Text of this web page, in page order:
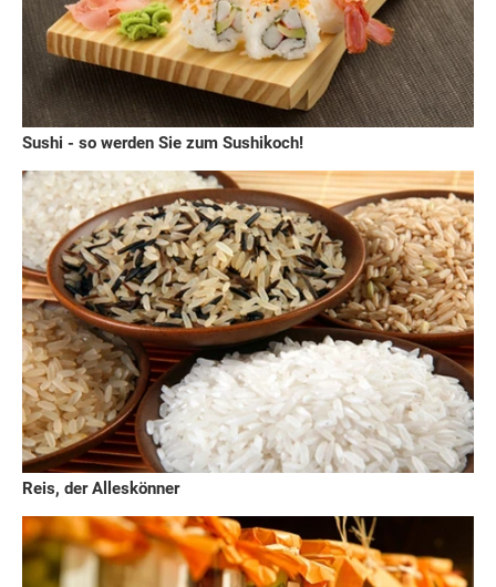
Sushi - so werden Sie zum Sushikoch!
Reis, der Alleskönner